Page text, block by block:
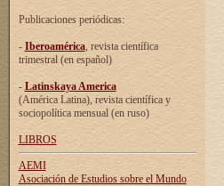
Publicaciones periódicas:
- Iberoamérica, revista científica
trimestral (en español)
- Latinskaya America
(América Latina), revista científica y
sociopolítica mensual (en ruso)
LIBROS
AEMI
Asociación de Estudios sobre el Mundo